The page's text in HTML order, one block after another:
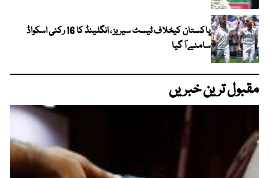
پاکستان کیخلاف ٹیسٹ سیریز ، انگلینڈ کا 16 رکنی اسکواڈ
سامنے آ گیا
مقبول ترین خبریں